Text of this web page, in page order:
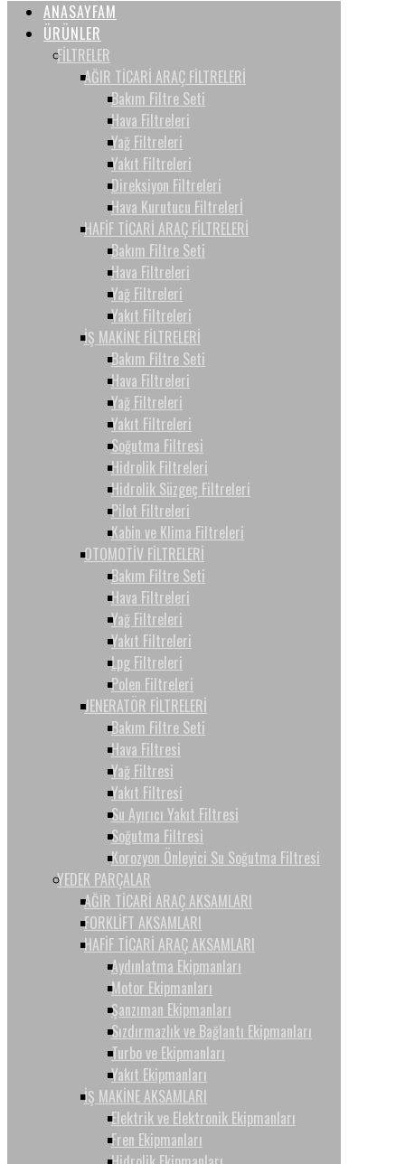
ANASAYFAM
ÜRÜNLER
FİLTRELER
AĞIR TİCARİ ARAÇ FİLTRELERİ
Bakım Filtre Seti
Hava Filtreleri
Yağ Filtreleri
Yakıt Filtreleri
Direksiyon Filtreleri
Hava Kurutucu Filtrelerİ
HAFİF TİCARİ ARAÇ FİLTRELERİ
Bakım Filtre Seti
Hava Filtreleri
Yağ Filtreleri
Yakıt Filtreleri
İŞ MAKİNE FİLTRELERİ
Bakım Filtre Seti
Hava Filtreleri
Yağ Filtreleri
Yakıt Filtreleri
Soğutma Filtresi
Hidrolik Filtreleri
Hidrolik Süzgeç Filtreleri
Pilot Filtreleri
Kabin ve Klima Filtreleri
OTOMOTİV FİLTRELERİ
Bakım Filtre Seti
Hava Filtreleri
Yağ Filtreleri
Yakıt Filtreleri
Lpg Filtreleri
Polen Filtreleri
JENERATÖR FİLTRELERİ
Bakım Filtre Seti
Hava Filtresi
Yağ Filtresi
Yakıt Filtresi
Su Ayırıcı Yakıt Filtresi
Soğutma Filtresi
Korozyon Önleyici Su Soğutma Filtresi
YEDEK PARÇALAR
AĞIR TİCARİ ARAÇ AKSAMLARI
FORKLİFT AKSAMLARI
HAFİF TİCARİ ARAÇ AKSAMLARI
Aydınlatma Ekipmanları
Motor Ekipmanları
Şanzıman Ekipmanları
Sızdırmazlık ve Bağlantı Ekipmanları
Turbo ve Ekipmanları
Yakıt Ekipmanları
İŞ MAKİNE AKSAMLARI
Elektrik ve Elektronik Ekipmanları
Fren Ekipmanları